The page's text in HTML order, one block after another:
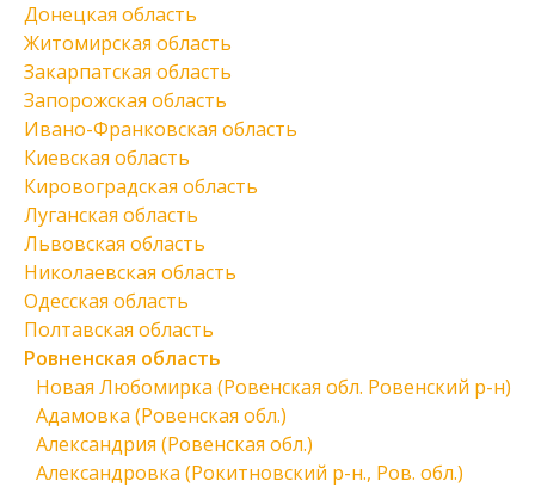
Донецкая область
Житомирская область
Закарпатская область
Запорожская область
Ивано-Франковская область
Киевская область
Кировоградская область
Луганская область
Львовская область
Николаевская область
Одесская область
Полтавская область
Ровненская область
Новая Любомирка (Ровенская обл. Ровенский р-н)
Адамовка (Ровенская обл.)
Александрия (Ровенская обл.)
Александровка (Рокитновский р-н., Ров. обл.)